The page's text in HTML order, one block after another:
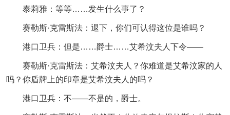
泰莉雅：等等……发生什么事了？
赛勒斯·克雷斯法：退下，你们可认得这位是谁吗？
港口卫兵：但是……爵士……艾希汶夫人下令——
赛勒斯·克雷斯法：艾希汶夫人？你难道是艾希汶家的人
吗？你盾牌上的印章是艾希汶夫人的吗？
港口卫兵：不——不是的，爵士。